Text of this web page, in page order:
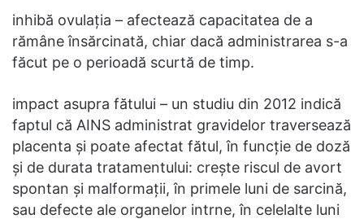
inhibă ovulația – afectează capacitatea de a
rămâne însărcinată, chiar dacă administrarea s-a
făcut pe o perioadă scurtă de timp.
impact asupra fătului – un studiu din 2012 indică
faptul că AINS administrat gravidelor traversează
placenta și poate afectat fătul, în funcție de doză
și de durata tratamentului: crește riscul de avort
spontan și malformații, în primele luni de sarcină,
sau defecte ale organelor intrne, în celelalte luni